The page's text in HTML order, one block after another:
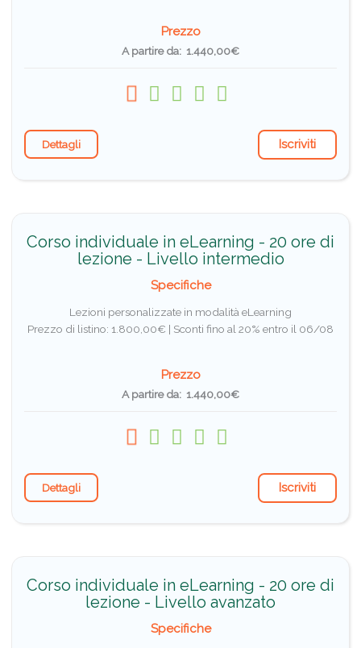
Prezzo
A partire da: 1.440,00€
Dettagli Iscriviti
Corso individuale in eLearning - 20 ore di
lezione - Livello intermedio
Specifiche
Lezioni personalizzate in modalità eLearning
Prezzo di listino: 1.800,00€ | Sconti fino al 20% entro il 06/08
Prezzo
A partire da: 1.440,00€
Dettagli Iscriviti
Corso individuale in eLearning - 20 ore di
lezione - Livello avanzato
Specifiche